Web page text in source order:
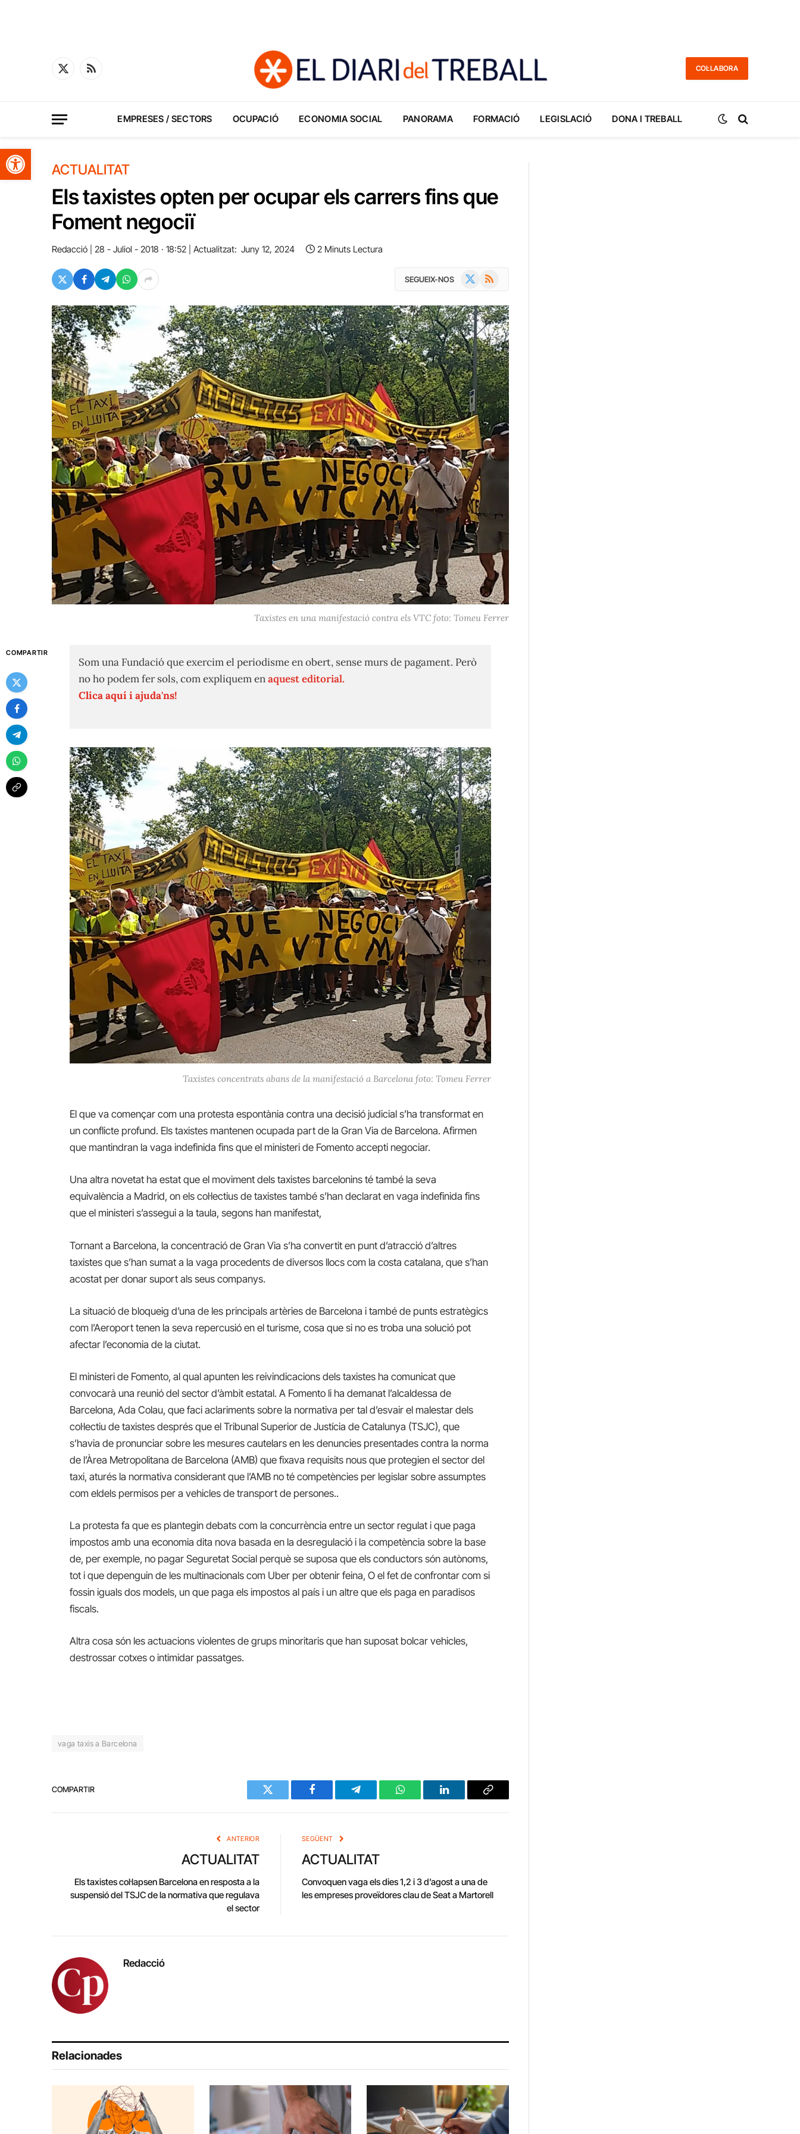
Obre la barra d'eines
X
RSS
COL·LABORA
EMPRESES / SECTORS OCUPACIÓ ECONOMIA SOCIAL PANORAMA FORMACIÓ LEGISLACIÓ DONA I TREBALL
ACTUALITAT
Els taxistes opten per ocupar els carrers fins que
Foment negociï
Redacció 28 - Juliol - 2018 · 18:52 Actualitzat: Juny 12, 2024 2 Minuts Lectura
SEGUEIX-NOS RSS
Taxistes en una manifestació contra els VTC foto: Tomeu Ferrer
COMPARTIR
Som una Fundació que exercim el periodisme en obert, sense murs de pagament. Però
no ho podem fer sols, com expliquem enaquest editorial.
Clica aquí i ajuda'ns!
Taxistes concentrats abans de la manifestació a Barcelona foto: Tomeu Ferrer
El que va començar com una protesta espontània contra una decisió judicial s’ha transformat en
un conflicte profund. Els taxistes mantenen ocupada part de la Gran Via de Barcelona. Afirmen
que mantindran la vaga indefinida fins que el ministeri de Fomento accepti negociar.
Una altra novetat ha estat que el moviment dels taxistes barcelonins té també la seva
equivalència a Madrid, on els col·lectius de taxistes també s’han declarat en vaga indefinida fins
que el ministeri s’assegui a la taula, segons han manifestat,
Tornant a Barcelona, la concentració de Gran Via s’ha convertit en punt d’atracció d’altres
taxistes que s’han sumat a la vaga procedents de diversos llocs com la costa catalana, que s’han
acostat per donar suport als seus companys.
La situació de bloqueig d’una de les principals artèries de Barcelona i també de punts estratègics
com l’Aeroport tenen la seva repercusió en el turisme, cosa que si no es troba una solució pot
afectar l’economia de la ciutat.
El ministeri de Fomento, al qual apunten les reivindicacions dels taxistes ha comunicat que
convocarà una reunió del sector d’àmbit estatal. A Fomento li ha demanat l’alcaldessa de
Barcelona, Ada Colau, que faci aclariments sobre la normativa per tal d’esvair el malestar dels
col·lectiu de taxistes després que el Tribunal Superior de Justícia de Catalunya (TSJC), que
s’havia de pronunciar sobre les mesures cautelars en les denuncies presentades contra la norma
de l’Àrea Metropolitana de Barcelona (AMB) que fixava requisits nous que protegien el sector del
taxi, aturés la normativa considerant que l’AMB no té competències per legislar sobre assumptes
com eldels permisos per a vehicles de transport de persones..
La protesta fa que es plantegin debats com la concurrència entre un sector regulat i que paga
impostos amb una economia dita nova basada en la desregulació i la competència sobre la base
de, per exemple, no pagar Seguretat Social perquè se suposa que els conductors són autònoms,
tot i que depenguin de les multinacionals com Uber per obtenir feina, O el fet de confrontar com si
fossin iguals dos models, un que paga els impostos al país i un altre que els paga en paradisos
fiscals.
Altra cosa són les actuacions violentes de grups minoritaris que han suposat bolcar vehicles,
destrossar cotxes o intimidar passatges.
vaga taxis a Barcelona
COMPARTIR
Twitter Facebook Telegram WhatsAppLinkedIn Copy
ANTERIOR
ACTUALITAT
Els taxistes col·lapsen Barcelona en resposta a la
suspensió del TSJC de la normativa que regulava
el sector
SEGÜENT
ACTUALITAT
Convoquen vaga els dies 1,2 i 3 d’agost a una de
les empreses proveïdores clau de Seat a Martorell
Redacció
Relacionades